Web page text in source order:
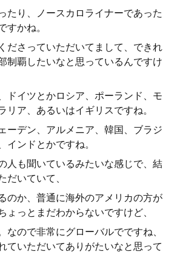
たり、ノースカロライナーであった
すかね。
ださっていただいてまして、できれ
制覇したいなと思っているんですけ
ドイツとかロシア、ポーランド、モ
リア、あるいはイギリスですね。
ーデン、アルメニア、韓国、ブラジ
インドとかですね。
人も聞いているみたいな感じで、結
だいていて、
のか、普通に海外のアメリカの方が
ょっとまだわからないですけど、
なので非常にグローバルでですね、
ていただいてありがたいなと思って